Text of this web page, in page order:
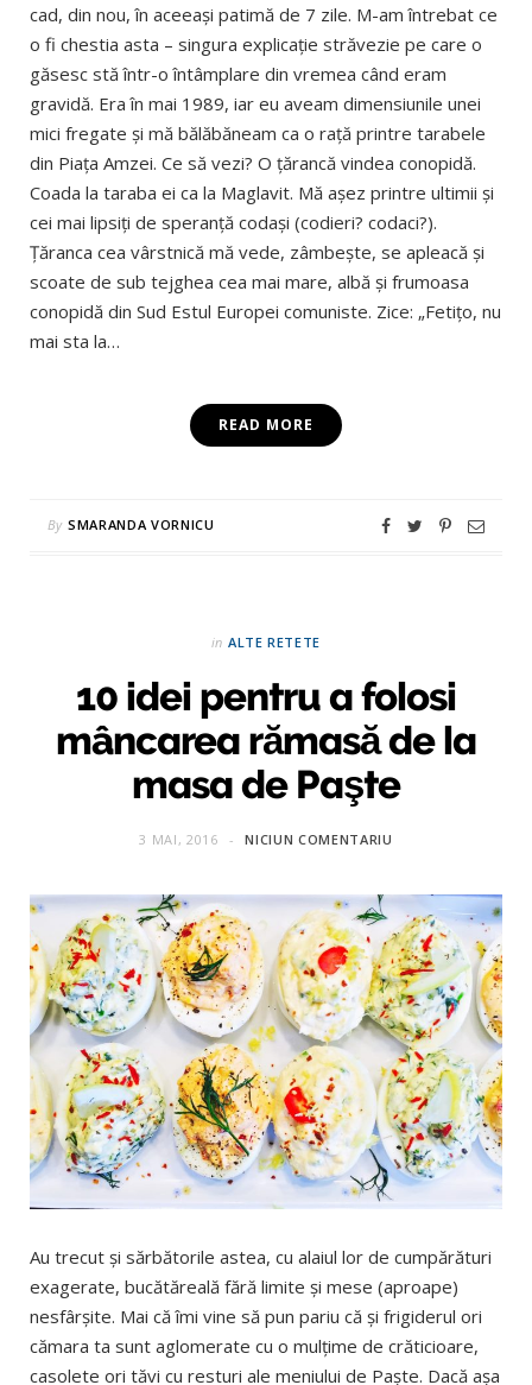
cad, din nou, în aceeaşi patimă de 7 zile. M-am întrebat ce
o fi chestia asta – singura explicaţie străvezie pe care o
găsesc stă într-o întâmplare din vremea când eram
gravidă. Era în mai 1989, iar eu aveam dimensiunile unei
mici fregate şi mă bălăbăneam ca o raţă printre tarabele
din Piaţa Amzei. Ce să vezi? O ţărancă vindea conopidă.
Coada la taraba ei ca la Maglavit. Mă aşez printre ultimii şi
cei mai lipsiţi de speranţă codaşi (codieri? codaci?).
Ţăranca cea vârstnică mă vede, zâmbeşte, se apleacă şi
scoate de sub tejghea cea mai mare, albă şi frumoasa
conopidă din Sud Estul Europei comuniste. Zice: „Fetiţo, nu
mai sta la…
READ MORE
By SMARANDA VORNICU
in ALTE RETETE
10 idei pentru a folosi
mâncarea rămasă de la
masa de Paşte
3 MAI, 2016 NICIUN COMENTARIU
Au trecut şi sărbătorile astea, cu alaiul lor de cumpărături
exagerate, bucătăreală fără limite şi mese (aproape)
nesfârşite. Mai că îmi vine să pun pariu că şi frigiderul ori
cămara ta sunt aglomerate cu o mulţime de crăticioare,
casolete ori tăvi cu resturi ale meniului de Paşte. Dacă aşa